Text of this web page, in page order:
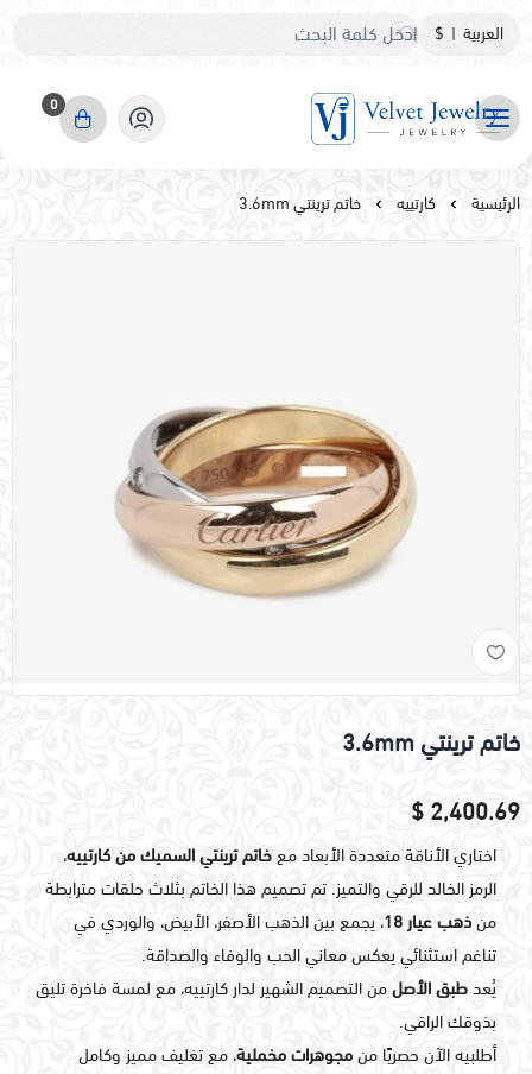
العربية |
$
مجوهرات مخمليه
0
الرئيسية كارتييه خاتم ترينتي 3.6mm
خاتم ترينتي 3.6mm
2,400.69 $
اختاري الأناقة متعددة الأبعاد معخاتم ترينتي السميك من كارتييه،
الرمز الخالد للرقي والتميز. تم تصميم هذا الخاتم بثلاث حلقات مترابطة
منذهب عيار 18
، يجمع بين الذهب الأصفر، الأبيض، والوردي في
تناغم استثنائي يعكس معاني الحب والوفاء والصداقة.
يُعدطبق الأصلمن التصميم الشهير لدار كارتييه، مع لمسة فاخرة تليق
بذوقك الراقي.
أطلبيه الآن حصريًا منمجوهرات مخملية، مع تغليف مميز وكامل